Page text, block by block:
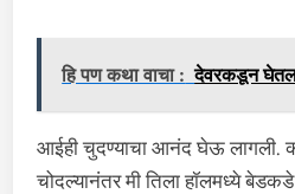
हि पण कथा वाचा : देवरकडून
आईही चुदण्याचा आनंद घेऊ लागली.
चोदल्यानंतर मी तिला हॉलमध्ये